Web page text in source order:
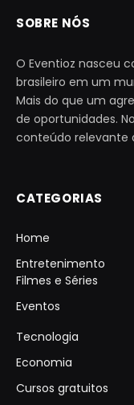
SOBRE NÓS
O Eventioz nasceu
brasileiro em um
Mais do que um
de oportunidades.
conteúdo relevante
CATEGORIAS
Home
Entretenimento
Filmes e Séries
Eventos
Tecnologia
Economia
Cursos gratuitos